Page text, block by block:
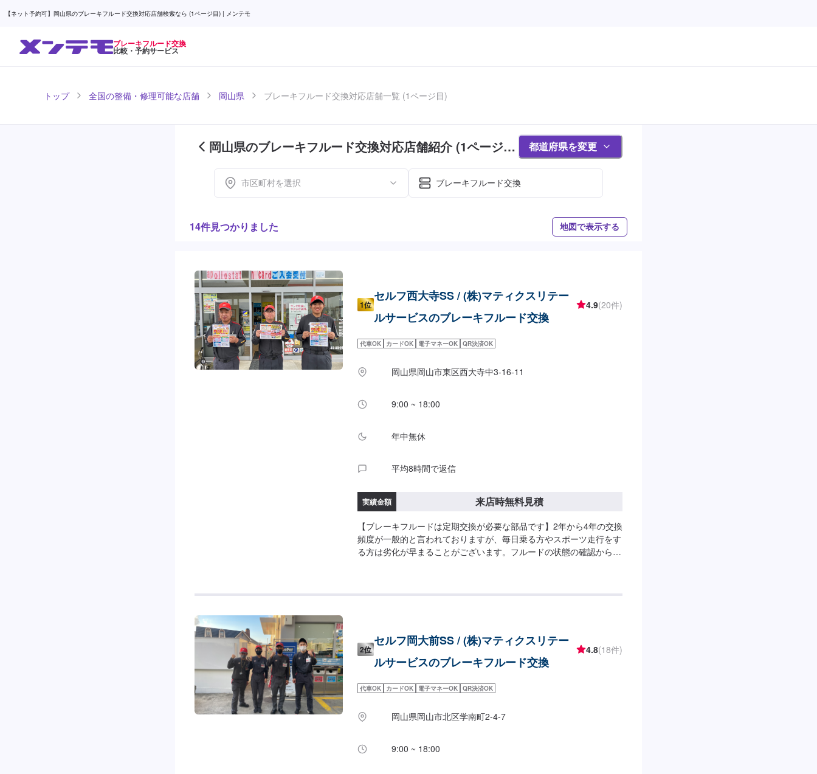
【ネット予約可】岡山県のブレーキフルード交換対応店舗検索なら (1ページ目) | メンテモ
ブレーキフルード交換
比較・予約サービス
トップ 全国の整備・修理可能な店舗 岡山県 ブレーキフルード交換対応店舗一覧 (1ページ目)
岡山県のブレーキフルード交換対応店舗紹介 (1ページ
目)
都道府県を変更
市区町村を選択 ブレーキフルード交換
14件見つかりました 地図で表示する
1位
セルフ西大寺SS / (株)マティクスリテー
ルサービスのブレーキフルード交換
4.9(20件)
代車OK カードOK 電子マネーOK QR決済OK
岡山県岡山市東区西大寺中3-16-11
9:00 ~ 18:00
年中無休
平均8時間で返信
実績金額 来店時無料見積
【ブレーキフルードは定期交換が必要な部品です】2年から4年の交換
頻度が一般的と言われておりますが、毎日乗る方やスポーツ走行をす
る方は劣化が早まることがございます。フルードの状態の確認から可
2位
セルフ岡大前SS / (株)マティクスリテー
ルサービスのブレーキフルード交換
4.8(18件)
代車OK カードOK 電子マネーOK QR決済OK
岡山県岡山市北区学南町2-4-7
9:00 ~ 18:00